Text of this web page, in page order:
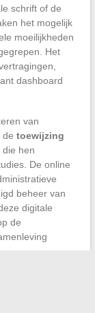
schrift of de
het mogelijk
moeilijkheden
Het
dashboard
van
toewijzing
die hen
De online
beheer van
digitale
de